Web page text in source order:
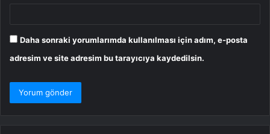
Daha sonraki yorumlarımda kullanılması için adım, e-posta
adresim ve site adresim bu tarayıcıya kaydedilsin.